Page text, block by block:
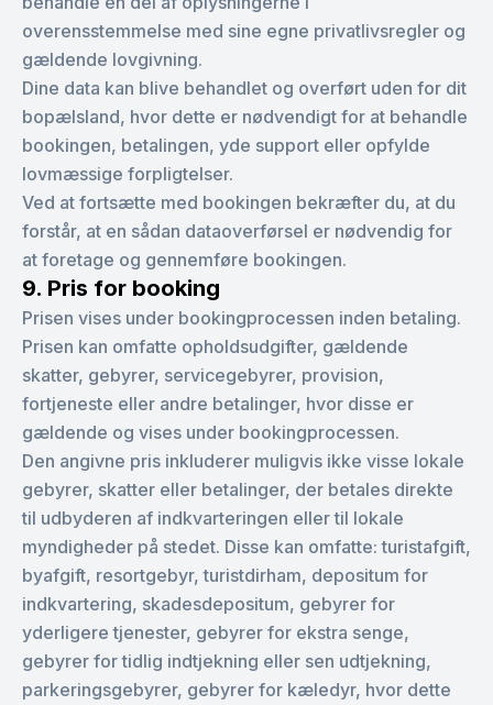
overensstemmelse med sine egne privatlivsregler og
gældende lovgivning.
Dine data kan blive behandlet og overført uden for dit
bopælsland, hvor dette er nødvendigt for at behandle
bookingen, betalingen, yde support eller opfylde
lovmæssige forpligtelser.
Ved at fortsætte med bookingen bekræfter du, at du
forstår, at en sådan dataoverførsel er nødvendig for
at foretage og gennemføre bookingen.
9. Pris for booking
Prisen vises under bookingprocessen inden betaling.
Prisen kan omfatte opholdsudgifter, gældende
skatter, gebyrer, servicegebyrer, provision,
fortjeneste eller andre betalinger, hvor disse er
gældende og vises under bookingprocessen.
Den angivne pris inkluderer muligvis ikke visse lokale
gebyrer, skatter eller betalinger, der betales direkte
til udbyderen af indkvarteringen eller til lokale
myndigheder på stedet. Disse kan omfatte: turistafgift,
byafgift, resortgebyr, turistdirham, depositum for
indkvartering, skadesdepositum, gebyrer for
yderligere tjenester, gebyrer for ekstra senge,
gebyrer for tidlig indtjekning eller sen udtjekning,
parkeringsgebyrer, gebyrer for kæledyr, hvor dette